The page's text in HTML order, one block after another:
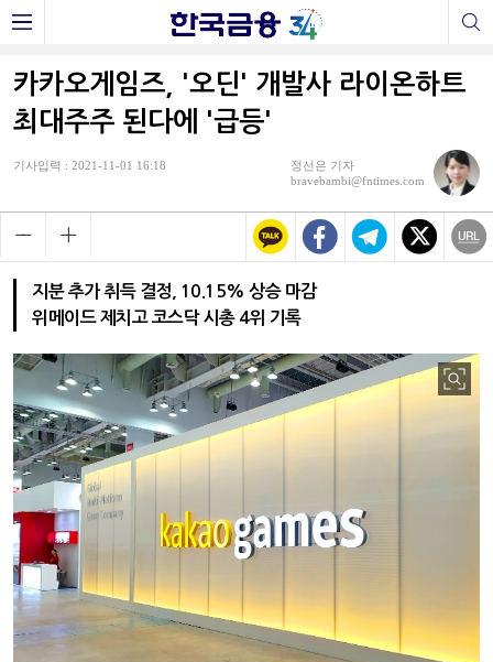
카카오게임즈, '오딘' 개발사 라이온하트
최대주주 된다에 '급등'
기사입력 : 2021-11-01 16:18
정선은 기자
bravebambi@fntimes.com
지분 추가 취득 결정, 10.15% 상승 마감
위메이드 제치고 코스닥 시총 4위 기록